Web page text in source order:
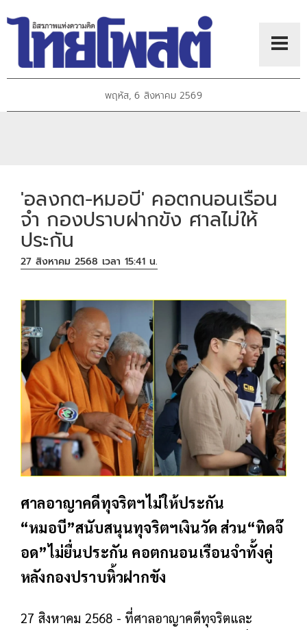
พฤหัส, 6 สิงหาคม 2569
'อลงกต-หมอบี' คอตกนอนเรือน
จำ กองปราบฝากขัง ศาลไม่ให้
ประกัน
27 สิงหาคม 2568 เวลา 15:41 น.
ศาลอาญาคดีทุจริตฯไม่ให้ประกัน
“หมอบี”สนับสนุนทุจริตฯเงินวัด ส่วน“ทิดจ๊
อด”ไม่ยื่นประกัน คอตกนอนเรือนจำทั้งคู่
หลังกองปราบหิ้วฝากขัง
27 สิงหาคม 2568 - ที่ศาลอาญาคดีทุจริตและ